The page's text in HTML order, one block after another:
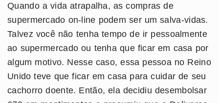
Quando a vida atrapalha, as compras de
supermercado on-line podem ser um salva-vidas.
Talvez você não tenha tempo de ir pessoalmente
ao supermercado ou tenha que ficar em casa por
algum motivo. Nesse caso, essa pessoa no Reino
Unido teve que ficar em casa para cuidar de seu
cachorro doente. Então, ela decidiu desembolsar